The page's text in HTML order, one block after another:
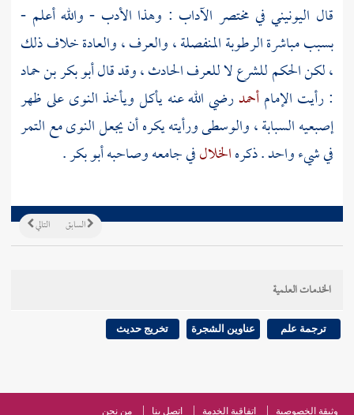
قال اليونيني في مختصر الآداب : وهذا الأدب - والله أعلم -
بسبب مباشرة الرطوبة المنفصلة ، والعرف ، والعادة خلاف ذلك
، لكن الحكم للشرع لا للعرف الحادث ، وقد قالأبو بكر بن حماد
: رأيت الإمامأحمدرضي الله عنه يأكل ويأخذ النوى على ظهر
إصبعيه السبابة ، والوسطى ورأيته يكره أن يجعل النوى مع التمر
في شيء واحد . ذكرهالخلالفي جامعه وصاحبهأبو بكر.
التالي السابق
الخدمات العلمية
ترجمة علم عناوين الشجرة تخريج حديث
وثيقة الخصوصية اتفاقية الخدمة اتصل بنا من نحن